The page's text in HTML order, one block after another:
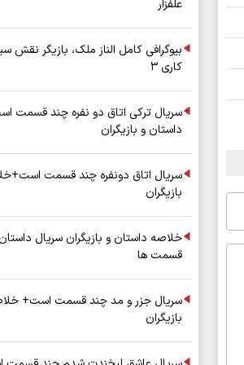
علفزار
بیوگرافی کامل الناز ملک، بازیگر نقش
کاری ۳
سریال ترکی اتاق دو نفره چند قسمت
داستان و بازیگران
سریال اتاق دونفره چند قسمت
بازیگران
خلاصه داستان و بازیگران سریال
قسمت ها
سریال جزر و مد چند قسمت است+
بازیگران